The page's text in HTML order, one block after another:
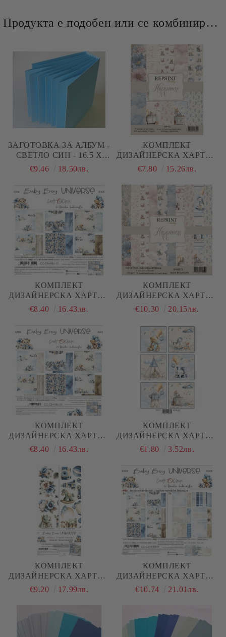
Продукта е подобен или се комбинира добре и със следните продукти :
ЗАГОТОВКА ЗА АЛБУМ -
СВЕТЛО СИН - 16.5 Х
16.5 СМ.
€9.46 18.50лв.
КОМПЛЕКТ
ДИЗАЙНЕРСКА ХАРТИЯ
- HAPPINESS BABY - 25
€7.80 15.26лв.
КОМПЛЕКТ
ДИЗАЙНЕРСКА ХАРТИЯ
- BABY BOY UNIVERSE -
€8.40 16.43лв.
КОМПЛЕКТ
ДИЗАЙНЕРСКА ХАРТИЯ
- HAPPINESS BABY - 15
€10.30 20.15лв.
КОМПЛЕКТ
ДИЗАЙНЕРСКА ХАРТИЯ
- BABY BOY UNIVERSE -
€8.40 16.43лв.
КОМПЛЕКТ
ДИЗАЙНЕРСКА ХАРТИЯ
- HAPPINESS BABY BOY
€1.80 3.52лв.
КОМПЛЕКТ
ДИЗАЙНЕРСКА ХАРТИЯ
С ЕЛЕМЕНТИ ЗА
- 18 ЛИСТА
€9.20 17.99лв.
КОМПЛЕКТ
ДИЗАЙНЕРСКА ХАРТИЯ
- BABY BOY UNIVERSE
€10.74 21.01лв.